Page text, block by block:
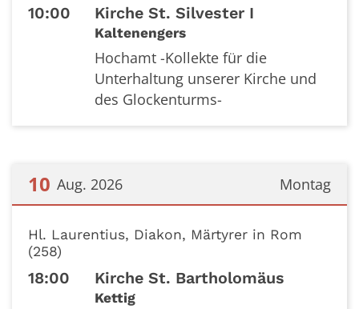
10:00 Kirche St. Silvester I
Kaltenengers
Hochamt -Kollekte für die
Unterhaltung unserer Kirche und
des Glockenturms-
Montag
10 Aug. 2026
Hl. Laurentius, Diakon, Märtyrer in Rom
(258)
18:00 Kirche St. Bartholomäus
Kettig